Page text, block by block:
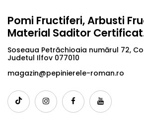
Pomi Fructiferi, Arbusti
Material Saditor
Soseaua Petrăchioaia numărul 72,
Judetul Ilfov 077010
magazin@pepinierele-roman.ro